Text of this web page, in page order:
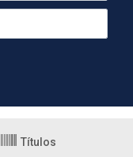
Títulos